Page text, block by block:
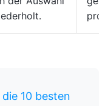
10 besten